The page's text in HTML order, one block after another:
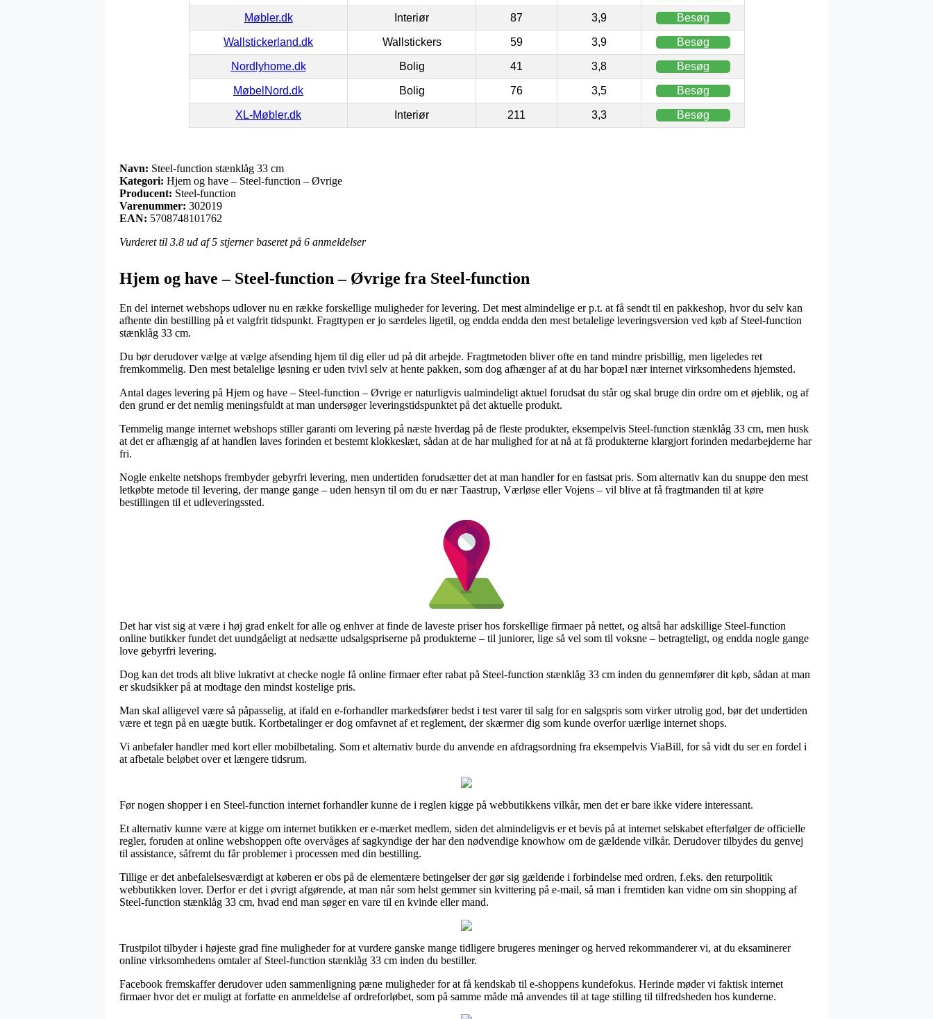
Møbler.dk Interiør 87 3,9 Besøg
Wallstickerland.dk Wallstickers 59 3,9 Besøg
Nordlyhome.dk Bolig 41 3,8 Besøg
MøbelNord.dk Bolig 76 3,5 Besøg
XL-Møbler.dk Interiør 211 3,3 Besøg
Navn: Steel-function stænklåg 33 cm
Kategori: Hjem og have – Steel-function – Øvrige
Producent: Steel-function
Varenummer: 302019
EAN: 5708748101762
Vurderet til 3.8 ud af 5 stjerner baseret på 6 anmeldelser
Hjem og have – Steel-function – Øvrige fra Steel-function
En del internet webshops udlover nu en række forskellige muligheder for levering. Det mest almindelige er p.t. at få sendt til en pakkeshop, hvor du selv kan
afhente din bestilling på et valgfrit tidspunkt. Fragttypen er jo særdeles ligetil, og endda endda den mest betalelige leveringsversion ved køb af Steel-function
stænklåg 33 cm.
Du bør derudover vælge at vælge afsending hjem til dig eller ud på dit arbejde. Fragtmetoden bliver ofte en tand mindre prisbillig, men ligeledes ret
fremkommelig. Den mest betalelige løsning er uden tvivl selv at hente pakken, som dog afhænger af at du har bopæl nær internet virksomhedens hjemsted.
Antal dages levering på Hjem og have – Steel-function – Øvrige er naturligvis ualmindeligt aktuel forudsat du står og skal bruge din ordre om et øjeblik, og af
den grund er det nemlig meningsfuldt at man undersøger leveringstidspunktet på det aktuelle produkt.
Temmelig mange internet webshops stiller garanti om levering på næste hverdag på de fleste produkter, eksempelvis Steel-function stænklåg 33 cm, men husk
at det er afhængig af at handlen laves forinden et bestemt klokkeslæt, sådan at de har mulighed for at nå at få produkterne klargjort forinden medarbejderne har
fri.
Nogle enkelte netshops frembyder gebyrfri levering, men undertiden forudsætter det at man handler for en fastsat pris. Som alternativ kan du snuppe den mest
letkøbte metode til levering, der mange gange – uden hensyn til om du er nær Taastrup, Værløse eller Vojens – vil blive at få fragtmanden til at køre
bestillingen til et udleveringssted.
Det har vist sig at være i høj grad enkelt for alle og enhver at finde de laveste priser hos forskellige firmaer på nettet, og altså har adskillige Steel-function
online butikker fundet det uundgåeligt at nedsætte udsalgspriserne på produkterne – til juniorer, lige så vel som til voksne – betragteligt, og endda nogle gange
love gebyrfri levering.
Dog kan det trods alt blive lukrativt at checke nogle få online firmaer efter rabat på Steel-function stænklåg 33 cm inden du gennemfører dit køb, sådan at man
er skudsikker på at modtage den mindst kostelige pris.
Man skal alligevel være så påpasselig, at ifald en e-forhandler markedsfører bedst i test varer til salg for en salgspris som virker utrolig god, bør det undertiden
være et tegn på en uægte butik. Kortbetalinger er dog omfavnet af et reglement, der skærmer dig som kunde overfor uærlige internet shops.
Vi anbefaler handler med kort eller mobilbetaling. Som et alternativ burde du anvende en afdragsordning fra eksempelvis ViaBill, for så vidt du ser en fordel i
at afbetale beløbet over et længere tidsrum.
Før nogen shopper i en Steel-function internet forhandler kunne de i reglen kigge på webbutikkens vilkår, men det er bare ikke videre interessant.
Et alternativ kunne være at kigge om internet butikken er e-mærket medlem, siden det almindeligvis er et bevis på at internet selskabet efterfølger de officielle
regler, foruden at online webshoppen ofte overvåges af sagkyndige der har den nødvendige knowhow om de gældende vilkår. Derudover tilbydes du genvej
til assistance, såfremt du får problemer i processen med din bestilling.
Tillige er det anbefalelsesværdigt at køberen er obs på de elementære betingelser der gør sig gældende i forbindelse med ordren, f.eks. den returpolitik
webbutikken lover. Derfor er det i øvrigt afgørende, at man når som helst gemmer sin kvittering på e-mail, så man i fremtiden kan vidne om sin shopping af
Steel-function stænklåg 33 cm, hvad end man søger en vare til en kvinde eller mand.
Trustpilot tilbyder i højeste grad fine muligheder for at vurdere ganske mange tidligere brugeres meninger og herved rekommanderer vi, at du eksaminerer
online virksomhedens omtaler af Steel-function stænklåg 33 cm inden du bestiller.
Facebook fremskaffer derudover uden sammenligning pæne muligheder for at få kendskab til e-shoppens kundefokus. Herinde møder vi faktisk internet
firmaer hvor det er muligt at forfatte en anmeldelse af ordreforløbet, som på samme måde må anvendes til at tage stilling til tilfredsheden hos kunderne.